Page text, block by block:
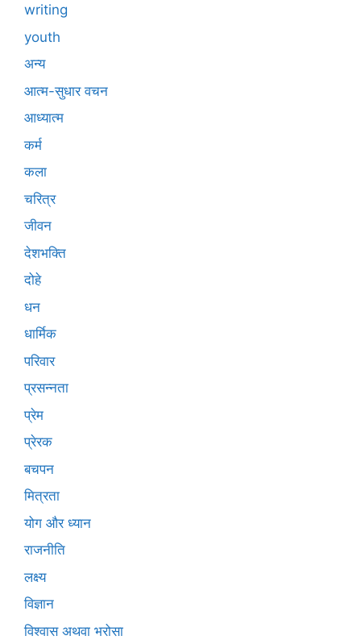
writing
youth
अन्य
आत्म-सुधार वचन
आध्यात्म
कर्म
कला
चरित्र
जीवन
देशभक्ति
दोहे
धन
धार्मिक
परिवार
प्रसन्नता
प्रेम
प्रेरक
बचपन
मित्रता
योग और ध्यान
राजनीति
लक्ष्य
विज्ञान
विश्वास अथवा भरोसा